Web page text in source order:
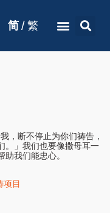
简 / 繁
，断不停止为你们祷告，
。」我们也要像撒母耳一
我们能忠心。
项目